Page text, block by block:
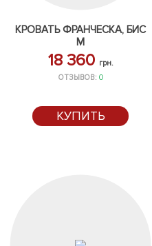
КРОВАТЬ ФРАНЧЕСКА, БИС
М
18 360 грн.
ОТЗЫВОВ: 0
КУПИТЬ